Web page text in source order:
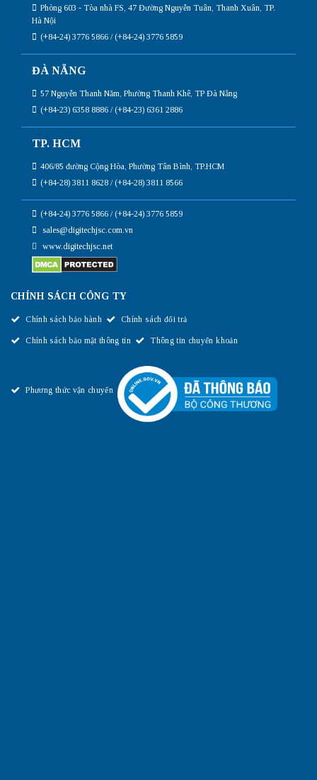
Phòng 603 - Tòa nhà FS, 47 Đường Nguyễn Tuân, Thanh Xuân, TP.
Hà Nội
(+84-24) 3776 5866 / (+84-24) 3776 5859
ĐÀ NẴNG
57 Nguyễn Thanh Năm, Phường Thanh Khê, TP Đà Nẵng
(+84-23) 6358 8886 / (+84-23) 6361 2886
TP. HCM
406/85 đường Cộng Hòa, Phường Tân Bình, TP.HCM
(+84-28) 3811 8628 / (+84-28) 3811 8566
(+84-24) 3776 5866 / (+84-24) 3776 5859
sales@digitechjsc.com.vn
www.digitechjsc.net
CHÍNH SÁCH CÔNG TY
Chính sách bảo hành Chính sách đổi trả
Chính sách bảo mật thông tin Thông tin chuyển khoản
Phương thức vận chuyển